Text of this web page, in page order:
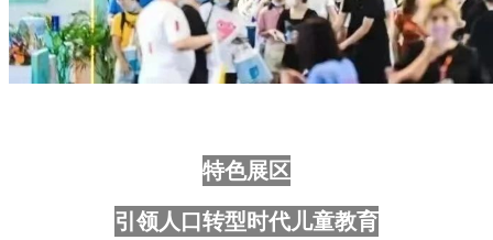
特色展区
引领人口转型时代儿童教育